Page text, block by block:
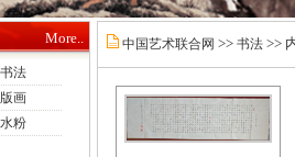
More..
书法
版画
水粉
中国艺术联合网 >> 书法>>